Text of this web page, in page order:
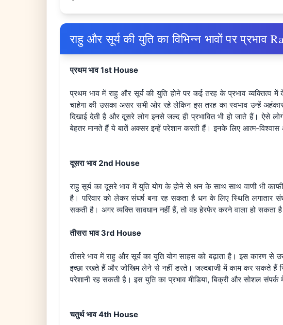
राहु और सूर्य की युति का विभिन्न भावों पर
प्रथम भाव 1st House
प्रथम भाव में राहु और सूर्य की युति होने पर कई तरह के प्रभाव व्यक्तित्व
चाहेगा की उसका असर सभी ओर रहे लेकिन इस तरह का स्वभाव उन्हें
दिखाई देती है और दूसरे लोग इनसे जल्द ही प्रभावित भी हो जाते हैं। ऐसे
बेहतर मानते हैं ये बातें अक्सर इन्हें परेशान करती हैं। इनके लिए आत्म-
दूसरा भाव 2nd House
राहु सूर्य का दूसरे भाव में युति योग के होने से धन के साथ साथ वाणी भी
है। परिवार को लेकर संघर्ष बना रह सकता है धन के लिए स्थिति लगातार
सकती है। अगर व्यक्ति सावधान नहीं हैं, तो वह हेरफेर करने वाला हो
तीसरा भाव 3rd House
तीसरे भाव में राहु और सूर्य का युति योग साहस को बढ़ाता है। इस कारण से
इच्छा रखते हैं और जोखिम लेने से नहीं डरते। जल्दबाजी में काम कर सकते
परेशानी रह सकती है। इस युति का प्रभाव मीडिया, बिक्री और सोशल
चतुर्थ भाव 4th House